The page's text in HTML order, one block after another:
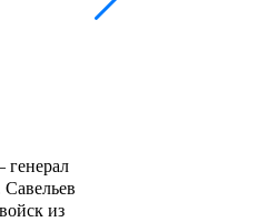
Савельев
из